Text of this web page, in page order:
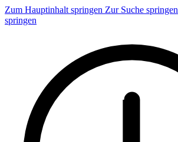
Zum Hauptinhalt springen Zur Suche springen
springen